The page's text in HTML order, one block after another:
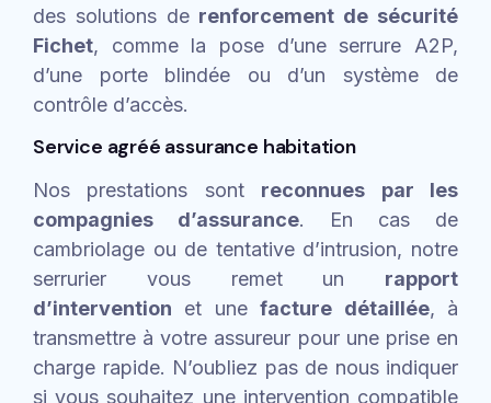
des solutions de renforcement de sécurité
Fichet, comme la pose d’une serrure A2P,
d’une porte blindée ou d’un système de
contrôle d’accès.
Service agréé assurance habitation
Nos prestations sont reconnues par les
compagnies d’assurance. En cas de
cambriolage ou de tentative d’intrusion, notre
serrurier vous remet un rapport
d’intervention et unefacture détaillée, à
transmettre à votre assureur pour une prise en
charge rapide. N’oubliez pas de nous indiquer
si vous souhaitez une intervention compatible